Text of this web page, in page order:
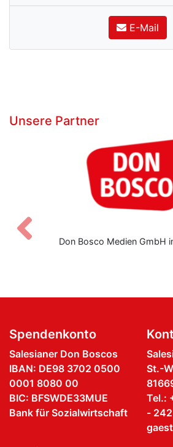
E-Mail
Unsere Partner
Don Bosco Medien GmbH
Zurück
Spendenkonto
Salesianer Don Boscos
IBAN: DE98 3702 0500
0001 8080 00
BIC: BFSWDE33MUE
Bank für Sozialwirtschaft
St.-
Tel.:
- 242